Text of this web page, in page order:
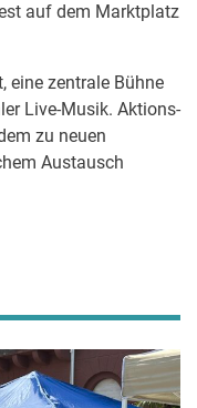
auf dem Marktplatz
eine zentrale Bühne
Live-Musik. Aktions-
zu neuen
Austausch